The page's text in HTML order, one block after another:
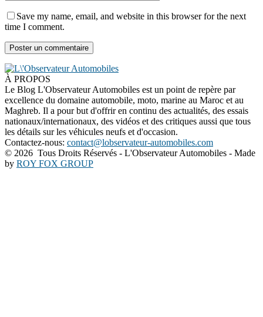
Save my name, email, and website in this browser for the next
time I comment.
À PROPOS
Le Blog L'Observateur Automobiles est un point de repère par
excellence du domaine automobile, moto, marine au Maroc et au
Maghreb. Il a pour but d'offrir en continu des actualités, des essais
nationaux/internationaux, des vidéos et des critiques aussi que tous
les détails sur les véhicules neufs et d'occasion.
Contactez-nous: contact@lobservateur-automobiles.com
© 2026 Tous Droits Réservés - L'Observateur Automobiles - Made
by ROY FOX GROUP